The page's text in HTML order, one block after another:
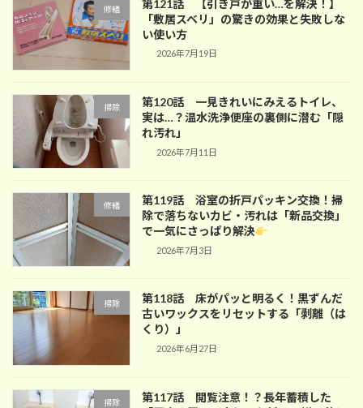
修繕
第121話 【引き戸が重い…を解決！】
「敷居スベリ」の驚きの効果と失敗しな
い使い方
2026年7月19日
掃除
第120話 一見きれいにみえるトイレ、
実は…？温水洗浄便座の裏側に潜む「隠
れ汚れ」
2026年7月11日
修繕
第119話 浴室の折戸パッキン交換！掃
除で落ちないカビ・汚れは「新品交換」
で一気にさっぱり解決
2026年7月3日
掃除
第118話 床がパッと明るく！黒ずんだ
古いワックスをリセットする「剥離（は
くり）」
2026年6月27日
掃除
第117話 閲覧注意！？長年蓄積した